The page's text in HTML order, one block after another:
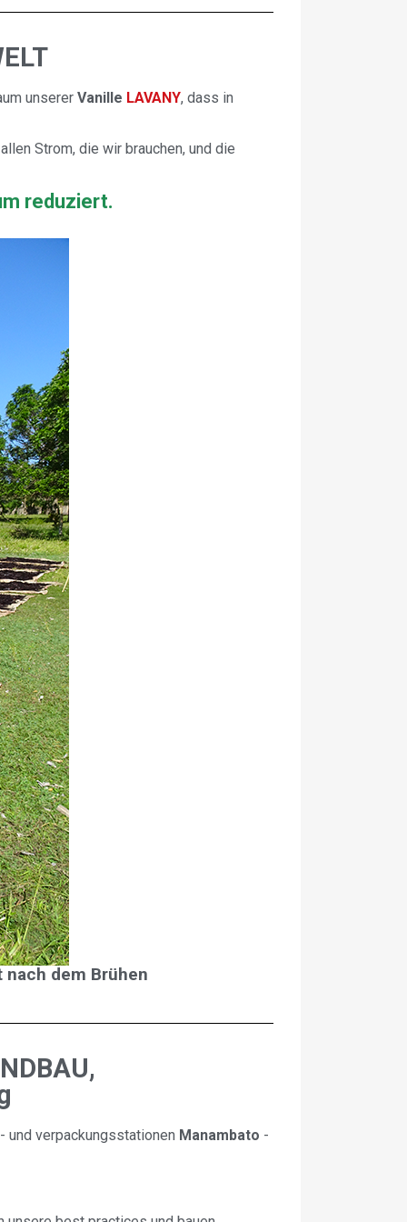
unserer Vanille LAVANY, dass in
Strom, die wir brauchen, und die
reduziert.
dem Brühen
und verpackungsstationen Manambato -